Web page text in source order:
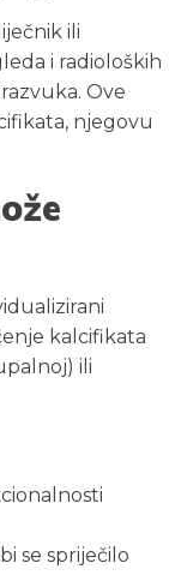
ili
i radioloških
Ove
njegovu
kalcifikata
ili
se spriječilo